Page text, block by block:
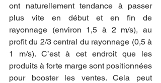
ont naturellement tendance à passer
plus vite en début et en fin de
rayonnage (environ 1,5 à 2 m/s), au
profit du 2/3 central du rayonnage (0,5 à
1 m/s). C’est à cet endroit que les
produits à forte marge sont positionnées
pour booster les ventes. Cela peut